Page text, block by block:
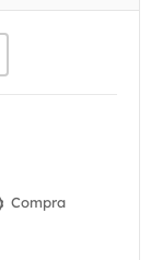
Compra